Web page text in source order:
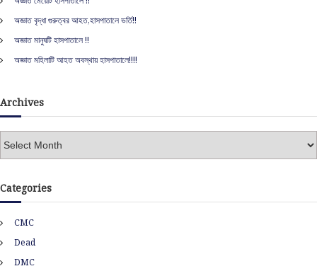
r
অজ্ঞাত বৃদ্ধা গুরুত্বর আহত,হাসপাতালে ভর্তি!!
অজ্ঞাত মানুষটি হাসপাতালে !!
অজ্ঞাত মহিলাটি আহত অবস্থায় হাসপাতালে!!!!
Archives
h
e
s
Categories
CMC
Dead
DMC